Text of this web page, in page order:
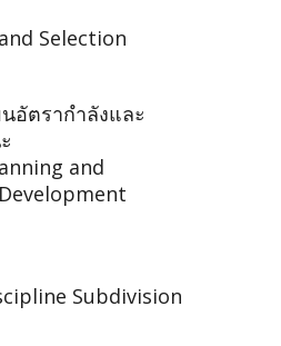
Selection
อัตรากำลังและ
and
Subdivision